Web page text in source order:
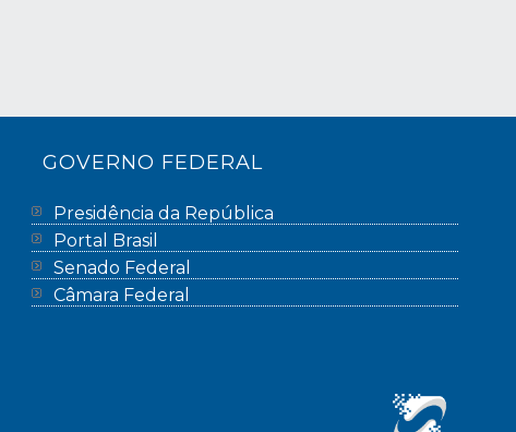
GOVERNO FEDERAL
Presidência da República
Portal Brasil
Senado Federal
Câmara Federal